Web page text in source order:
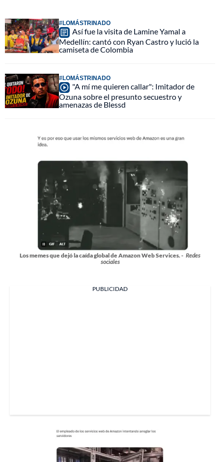
#LOMÁSTRINADO
Así fue la visita de Lamine Yamal a
Medellín: cantó con Ryan Castro y lució la
camiseta de Colombia
#LOMÁSTRINADO
"A mí me quieren callar": Imitador de
Ozuna sobre el presunto secuestro y
amenazas de Blessd
Los memes que dejó la caída global de Amazon Web Services. - Redes
sociales
PUBLICIDAD